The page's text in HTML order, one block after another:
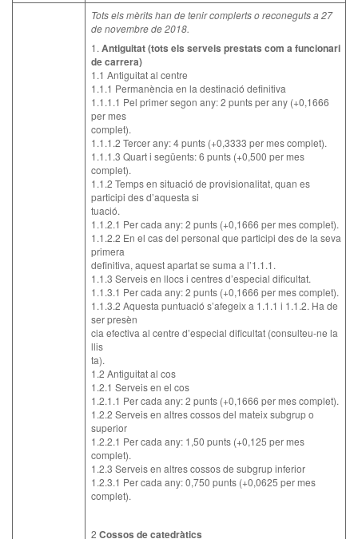
Tots els mèrits han de tenir complerts o reconeguts a 27
de novembre de 2018.
1. Antiguitat (tots els serveis prestats com a funcionari
de carrera)
1.1 Antiguitat al centre
1.1.1 Permanència en la destinació definitiva
1.1.1.1 Pel primer segon any: 2 punts per any (+0,1666
per mes
complet).
1.1.1.2 Tercer any: 4 punts (+0,3333 per mes complet).
1.1.1.3 Quart i següents: 6 punts (+0,500 per mes
complet).
1.1.2 Temps en situació de provisionalitat, quan es
participi des d’aquesta si
tuació.
1.1.2.1 Per cada any: 2 punts (+0,1666 per mes complet).
1.1.2.2 En el cas del personal que participi des de la seva
primera
definitiva, aquest apartat se suma a l’1.1.1.
1.1.3 Serveis en llocs i centres d’especial dificultat.
1.1.3.1 Per cada any: 2 punts (+0,1666 per mes complet).
1.1.3.2 Aquesta puntuació s’afegeix a 1.1.1 i 1.1.2. Ha de
ser presèn
cia efectiva al centre d’especial dificultat (consulteu-ne la
llis
ta).
1.2 Antiguitat al cos
1.2.1 Serveis en el cos
1.2.1.1 Per cada any: 2 punts (+0,1666 per mes complet).
1.2.2 Serveis en altres cossos del mateix subgrup o
superior
1.2.2.1 Per cada any: 1,50 punts (+0,125 per mes
complet).
1.2.3 Serveis en altres cossos de subgrup inferior
1.2.3.1 Per cada any: 0,750 punts (+0,0625 per mes
complet).
2 Cossos de catedràtics